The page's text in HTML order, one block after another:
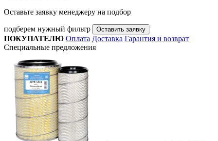
Оставьте заявку менеджеру на подбор
подберем нужный фильтр Оставить заявку
ПОКУПАТЕЛЮ Оплата Доставка Гарантия и возврат
Специальные предложения